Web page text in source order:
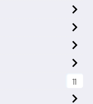
11